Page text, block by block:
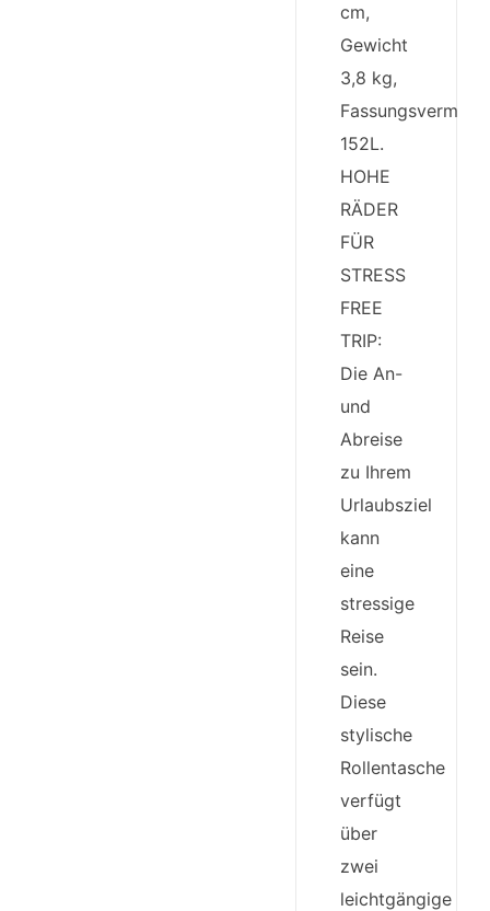
cm,
Gewicht
3,8 kg,
152L.
HOHE
RÄDER
FÜR
STRESS
FREE
TRIP:
Die An-
und
Abreise
zu Ihrem
Urlaubsziel
kann
eine
stressige
Reise
sein.
Diese
stylische
Rollentasche
verfügt
über
zwei
leichtgängige